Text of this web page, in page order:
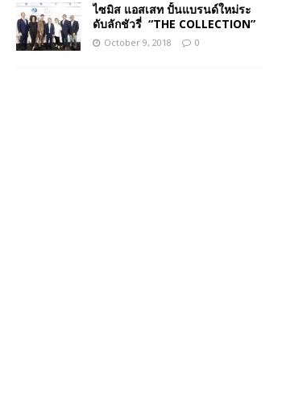
ไซมิส แอสเสท ปั้นแบรนด์ใหม่ระ
ดับลักชัวรี่ “THE COLLECTION”
October 9, 2018 0